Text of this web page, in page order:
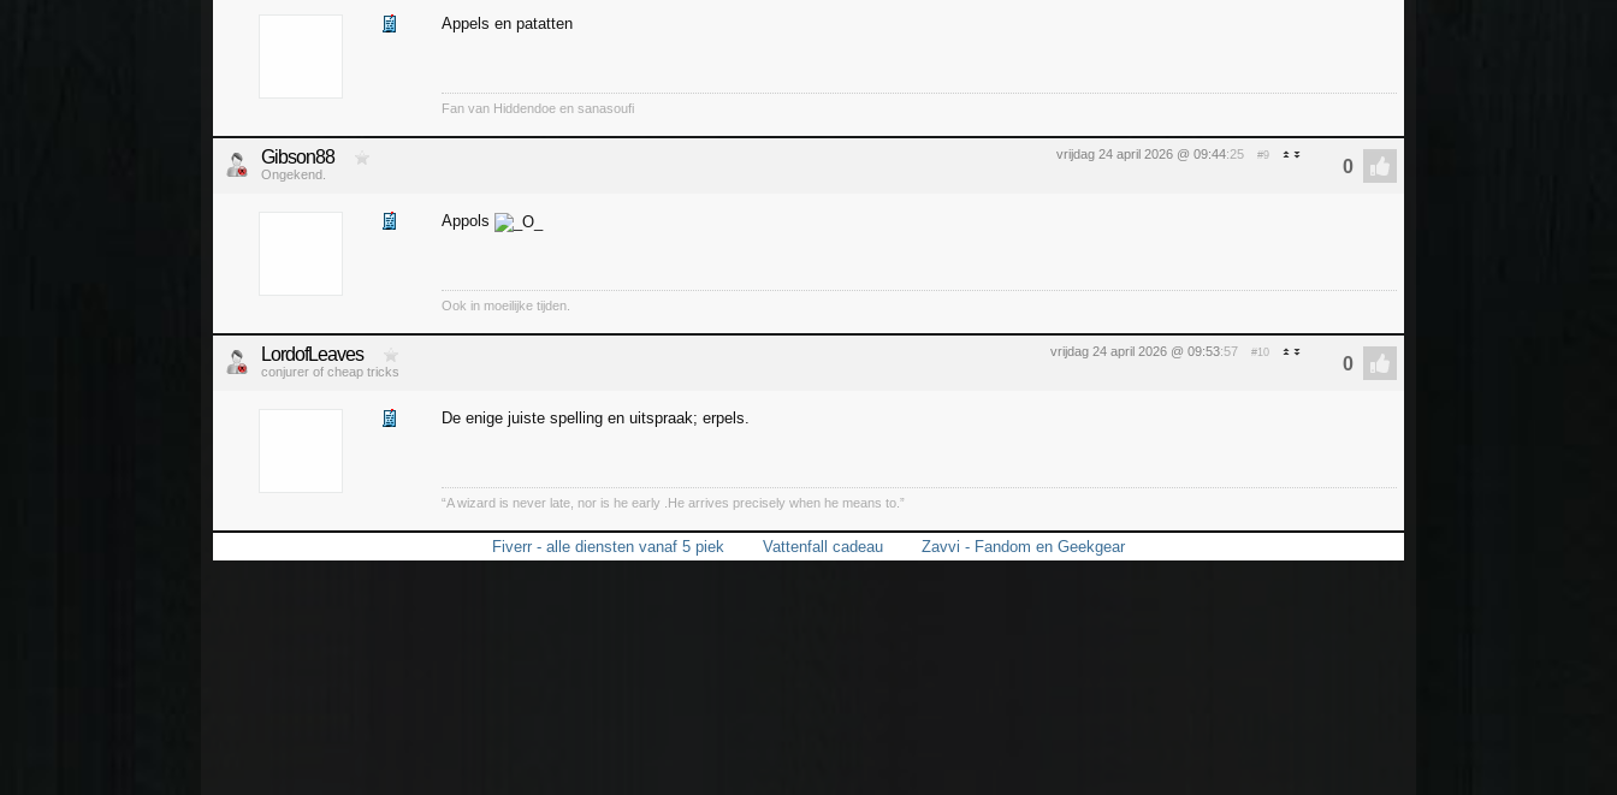
Appels en patatten
Fan van Hiddendoe en sanasoufi
vrijdag 24 april 2026 @ 09:44:25 #9
Gibson88
Ongekend.
Appols
Ook in moeilijke tijden.
vrijdag 24 april 2026 @ 09:53:57 #10
LordofLeaves
conjurer of cheap tricks
De enige juiste spelling en uitspraak; erpels.
“A wizard is never late, nor is he early .He arrives precisely when he means to.”
Fiverr - alle diensten vanaf 5 piek Vattenfall cadeau Zavvi - Fandom en Geekgear